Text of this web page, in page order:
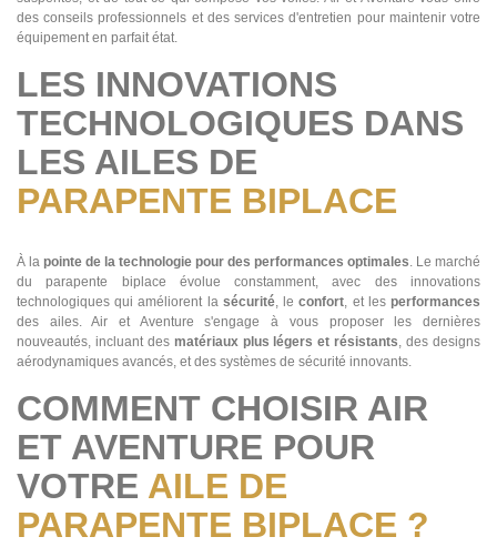
des conseils professionnels et des services d'entretien pour maintenir votre
équipement en parfait état.
LES INNOVATIONS
TECHNOLOGIQUES DANS
LES AILES DE
PARAPENTE BIPLACE
À la pointe de la technologie pour des performances optimales. Le marché
du parapente biplace évolue constamment, avec des innovations
technologiques qui améliorent la sécurité, leconfort, et lesperformances
des ailes. Air et Aventure s'engage à vous proposer les dernières
nouveautés, incluant des matériaux plus légers et résistants, des designs
aérodynamiques avancés, et des systèmes de sécurité innovants.
COMMENT CHOISIR AIR
ET AVENTURE POUR
VOTRE AILE DE
PARAPENTE BIPLACE ?